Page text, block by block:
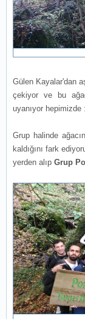
Gülen Kayalar'dan
çekiyor ve bu
uyanıyor hepimizde
Grup halinde
kaldığını fark
yerden alıp Grup